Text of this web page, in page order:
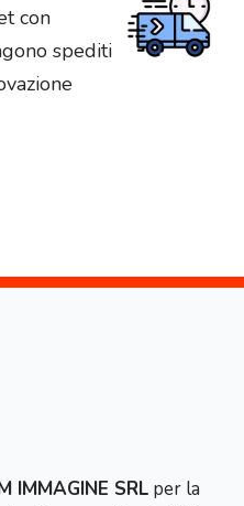
con
spediti
IMMAGINE SRL per la